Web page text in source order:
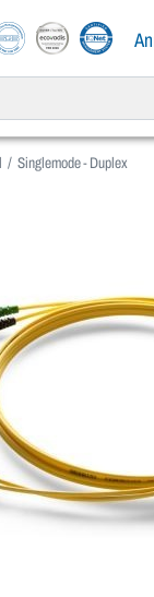
Singlemode - Duplex